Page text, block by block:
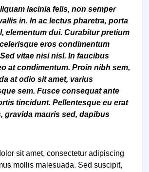
lacinia felis, non semper
in. In ac lectus pharetra, porta
elementum dui. Curabitur pretium
eros condimentum
vitae nisi nisl. In faucibus
at condimentum. Proin nibh sem,
at odio sit amet, varius
sem. Fusce consequat ante
tincidunt. Pellentesque eu erat
gravida mauris sed, dapibus
sit amet, consectetur adipiscing
mollis malesuada. Sed suscipit,